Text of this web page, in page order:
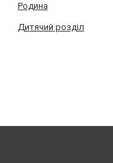
Родина
Дитячий розділ